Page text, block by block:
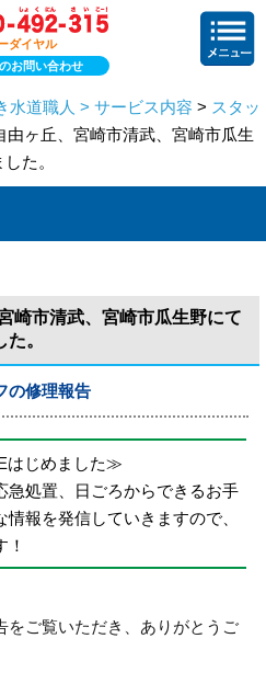
ダイヤル
お問い合わせ
水道職人 > サービス内容 > スタッ
由ヶ丘、宮崎市清武、宮崎市瓜生
た。
崎市清武、宮崎市瓜生野にて
。
の修理報告
はじめました≫
急処置、日ごろからできるお手
報を発信していきますので、
をご覧いただき、ありがとうご